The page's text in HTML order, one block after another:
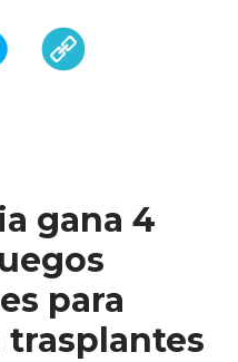
gana 4
para
trasplantes